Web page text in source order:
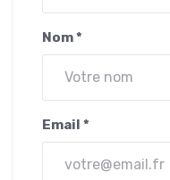
Nom *
Email *